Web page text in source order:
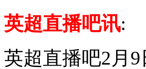
英超直播吧讯:
英超直播吧2月